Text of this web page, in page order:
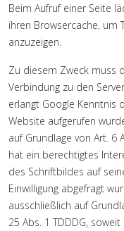
Beim Aufruf einer Seite
ihren Browsercache, um
anzuzeigen.
Zu diesem Zweck muss
Verbindung zu den
erlangt Google Kenntnis
Website aufgerufen
auf Grundlage von Art. 6
hat ein berechtigtes
des Schriftbildes auf
Einwilligung abgefragt
ausschließlich auf
25 Abs. 1 TDDDG,